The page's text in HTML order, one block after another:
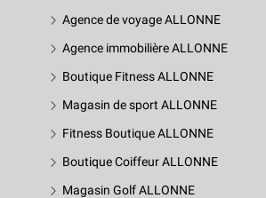
Agence de voyage ALLONNE
Agence immobilière ALLONNE
Boutique Fitness ALLONNE
Magasin de sport ALLONNE
Fitness Boutique ALLONNE
Boutique Coiffeur ALLONNE
Magasin Golf ALLONNE